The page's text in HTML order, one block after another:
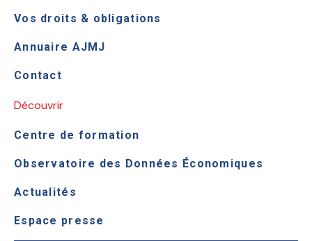
Vos droits & obligations
Annuaire AJMJ
Contact
Découvrir
Centre de formation
Observatoire des Données Économiques
Actualités
Espace presse